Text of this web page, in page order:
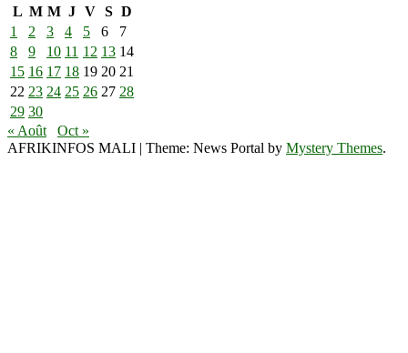
L M M J V S D
1
2 3 4 5 6
7
8
9 10 11 12 13 14
15 16 17 18 19 20 21
22 23 24 25 26 27 28
29 30
« Août
Oct »
AFRIKINFOS MALI | Theme: News Portal by Mystery Themes.